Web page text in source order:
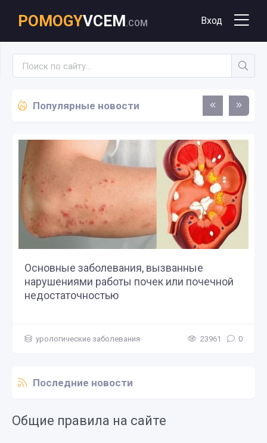
POMOGYVCEM.COM Вход
Популярные новости
Основные заболевания, вызванные
нарушениями работы почек или почечной
недостаточностью
урологические заболевания 23961 0
Последние новости
Общие правила на сайте